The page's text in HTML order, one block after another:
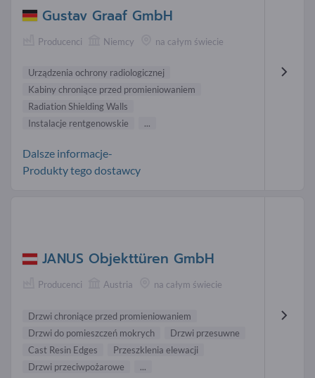
Gustav Graaf GmbH
Producenci Niemcy na całym świecie
Urządzenia ochrony radiologicznej
Kabiny chroniące przed promieniowaniem
Radiation Shielding Walls
Instalacje rentgenowskie
...
Dalsze informacje-
Produkty tego dostawcy
JANUS Objekttüren GmbH
Producenci Austria na całym świecie
Drzwi chroniące przed promieniowaniem
Drzwi do pomieszczeń mokrych
Drzwi przesuwne
Cast Resin Edges
Przeszklenia elewacji
Drzwi przeciwpożarowe
...